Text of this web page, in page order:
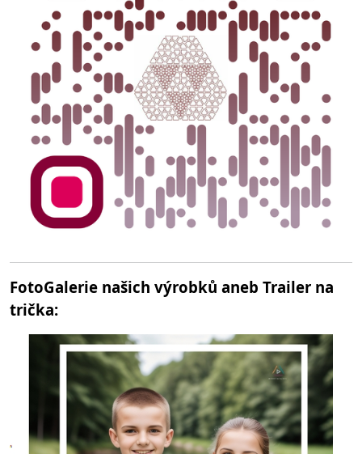
FotoGalerie našich výrobků aneb Trailer na
trička: